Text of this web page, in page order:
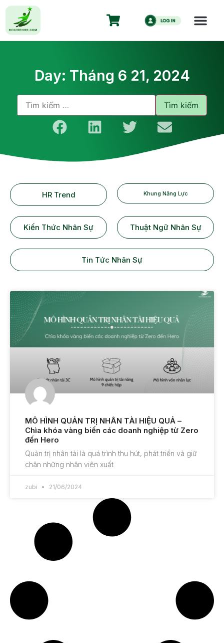
Day: Tháng 6 21, 2024
HR Trend Khung Năng Lực
Kiến Thức Nhân Sự Thuật Ngữ Nhân Sự
Tin Tức Nhân Sự
MÔ HÌNH QUẢN TRỊ NHÂN TÀI HIỆU QUẢ –
Chìa khóa vàng biến các doanh nghiệp từ Zero
đến Hero
Quản trị nhân tài là quá trình thu hút, phát triển và giữ
chân những nhân viên xuất
zubi 21/06/2024